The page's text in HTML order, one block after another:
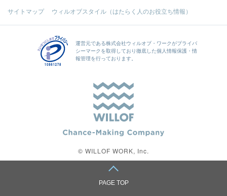
サイトマップ ウィルオブスタイル（はたらく人のお役立ち情報）
運営元である株式会社ウィルオブ・ワークがプライバ
シーマークを取得しており徹底した個人情報保護・情
報管理を行っております。
© WILLOF WORK, Inc.
PAGE TOP